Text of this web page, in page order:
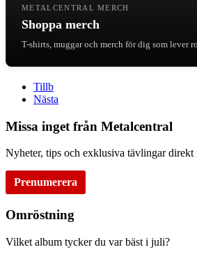
METALCENTRAL MERCH
Shoppa merch
T-shirts, muggar och merch för dig som lever
Tillb
Nästa
Missa inget från Metalcentral
Nyheter, tips och exklusiva tävlingar direkt
Prenumerera
Omröstning
Vilket album tycker du var bäst i juli?